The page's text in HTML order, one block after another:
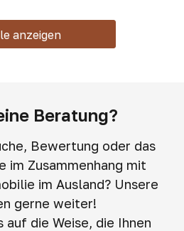
anzeigen
Beratung?
Bewertung oder das
im Zusammenhang mit
im Ausland? Unsere
gerne weiter!
auf die Weise, die Ihnen